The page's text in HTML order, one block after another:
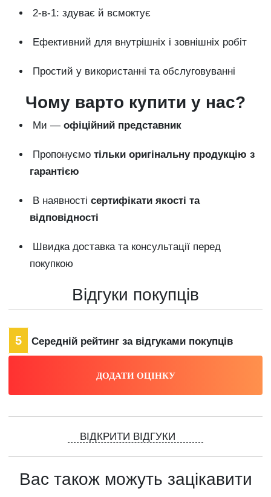
2-в-1: здуває й всмоктує
Ефективний для внутрішніх і зовнішніх робіт
Простий у використанні та обслуговуванні
Чому варто купити у нас?
Ми — офіційний представник
Пропонуємо тільки оригінальну продукцію з
гарантією
В наявності сертифікати якості та
відповідності
Швидка доставка та консультації перед
покупкою
Відгуки покупців
5 Середній рейтинг за відгуками покупців
ВІДКРИТИ ВІДГУКИ
Вас також можуть зацікавити